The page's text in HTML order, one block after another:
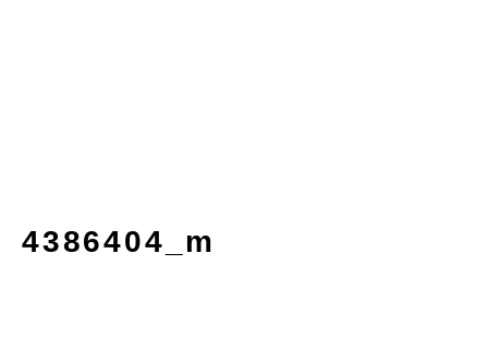
4386404_m